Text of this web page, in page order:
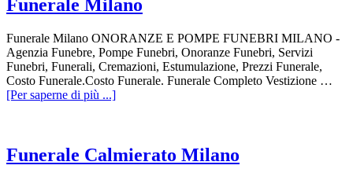
Funerale Milano
Funerale Milano ONORANZE E POMPE FUNEBRI MILANO -
Agenzia Funebre, Pompe Funebri, Onoranze Funebri, Servizi
Funebri, Funerali, Cremazioni, Estumulazione, Prezzi Funerale,
Costo Funerale.Costo Funerale. Funerale Completo Vestizione …
[Per saperne di più ...]
Funerale Calmierato Milano